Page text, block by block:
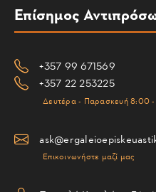
Επίσημος
+357 99 671569
+357 22 253225
Δευτέρα - Παρασκευή 8:00
Επικοινωνήστε μαζί μας